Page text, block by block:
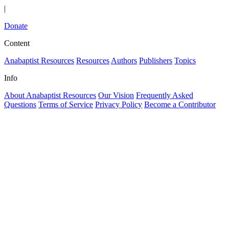
|
Donate
Content
Anabaptist Resources Resources Authors Publishers Topics
Info
About Anabaptist Resources Our Vision Frequently Asked
Questions Terms of Service Privacy Policy Become a Contributor